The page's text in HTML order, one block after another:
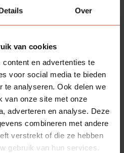
Over
van cookies
en advertenties te
voor social media te bieden
te analyseren. Ook delen we
van onze site met onze
adverteren en analyse. Deze
combineren met andere
verstrekt of die ze hebben
gebruik van hun services.
In de toekomst
worden gemaakt
wordt bereikt door
onderbouwd kan worden.
vrijwillige compensatie,
het
Climate Neutral Group,
daarom besloten om per
van de claim ‘CO₂-